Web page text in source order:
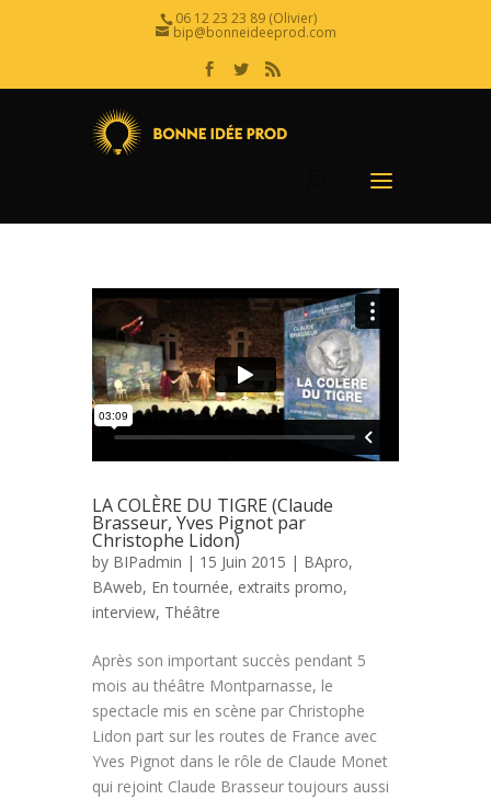
06 12 23 23 89 (Olivier)
bip@bonneideeprod.com
LA COLÈRE DU TIGRE (Claude
Brasseur, Yves Pignot par
Christophe Lidon)
by BIPadmin | 15 Juin 2015 | BApro,
BAweb, En tournée, extraits promo,
interview, Théâtre
Après son important succès pendant 5
mois au théâtre Montparnasse, le
spectacle mis en scène par Christophe
Lidon part sur les routes de France avec
Yves Pignot dans le rôle de Claude Monet
qui rejoint Claude Brasseur toujours aussi